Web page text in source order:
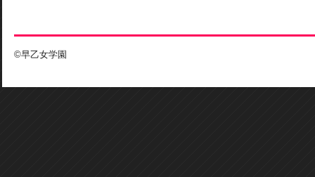
©早乙女学園